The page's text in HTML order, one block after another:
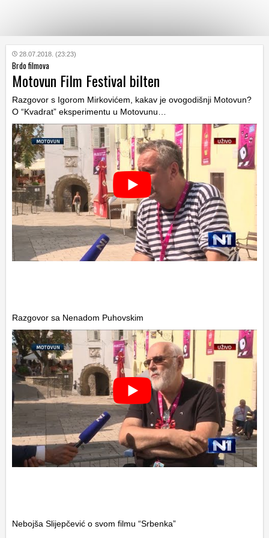
KATEGORIJE
HRVATSKI
WEB
28.07.2018. (23:23)
Brdo filmova
Motovun Film Festival bilten
Razgovor s Igorom Mirkovićem, kakav je ovogodišnji Motovun?
O “Kvadrat” eksperimentu u Motovunu…
Razgovor sa Nenadom Puhovskim
Nebojša Slijepčević o svom filmu “Srbenka”